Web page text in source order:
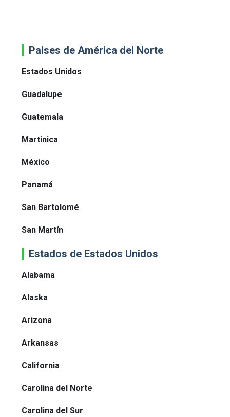
Paises de América del Norte
Estados Unidos
Guadalupe
Guatemala
Martinica
México
Panamá
San Bartolomé
San Martín
Estados de Estados Unidos
Alabama
Alaska
Arizona
Arkansas
California
Carolina del Norte
Carolina del Sur